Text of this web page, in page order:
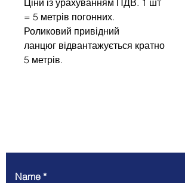
= 5 метрів погонних.
Роликовий привідний
ланцюг відвантажується кратно
5 метрів.
Name